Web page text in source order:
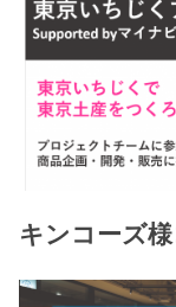
キンコーズ